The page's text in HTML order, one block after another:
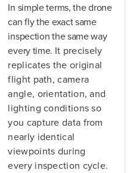
In simple terms, the drone
can fly the exact same
inspection the same way
every time. It precisely
replicates the original
flight path, camera
angle, orientation, and
lighting conditions so
you capture data from
nearly identical
viewpoints during
every inspection cycle.